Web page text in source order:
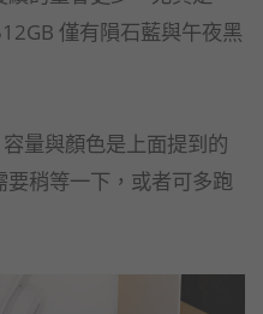
僅有隕石藍與午夜黑
量與顏色是上面提到的
稍等一下，或者可多跑